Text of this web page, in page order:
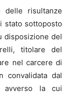
risultanze
stato sottoposto
disposizione del
titolare del
nel carcere di
convalidata dal
avverso la cui